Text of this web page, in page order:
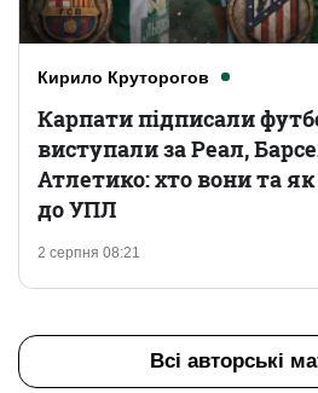
Кирило Круторогов
2 серпня 08:21
Карпати підписали
виступали за Реал,
Атлетико: хто вони та
до УПЛ
Всі авторські